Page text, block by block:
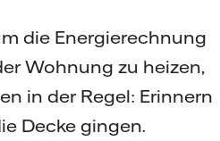
die Energierechnung
Wohnung zu heizen,
in der Regel: Erinnern
Decke gingen.